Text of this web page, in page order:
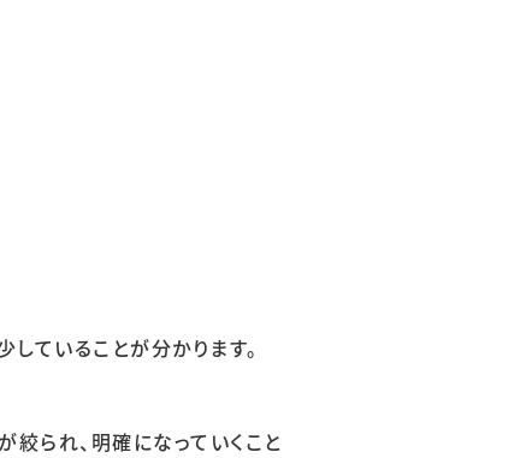
ていることが分かります。
絞られ、明確になっていくこと